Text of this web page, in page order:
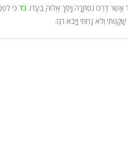
אֲשֶׁר דַּרְכּוֹ נִסְתָּרָה וַיָּסֶךְ אֱלוֹהַּ בַּעֲדוֹ. כד כִּי
וְלֹא נָחְתִּי וַיָּבֹא רֹגֶז.